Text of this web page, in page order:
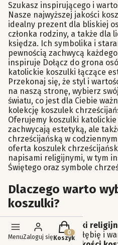
Szukasz inspirującego i
Nasze najwyższej jakości
idealny prezent dla bliskiej
członka rodziny, a także dla
księdza. Ich symbolika i
pewnością zachwycą
inspiruje Dołącz do grona
katolickie koszulki łączące
Przekonaj się, że styl i
na naszą stronę, wybierz
światu, co jest dla Ciebie
kolekcję koszulek
Oferujemy koszulki
zachwycają estetyką, ale
chrześcijańską w
oferta koszulek
napisami religijnymi, w tym
Świętego oraz symbole
Dlaczego warto
koszulki?
Piękne koszulki
które oddają głębię i
MenuZaloguj się
Produkty w
Koszyk